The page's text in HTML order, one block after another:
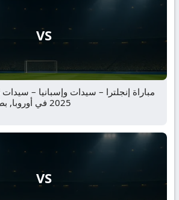
VS
2025 في أوروبا, بطولة أوروبا للسيدات
VS